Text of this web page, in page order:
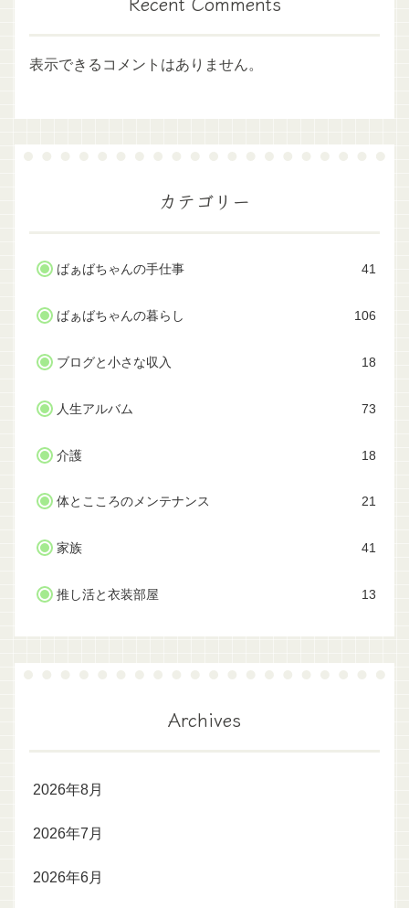
表示できるコメントはありません。
カテゴリー
ばぁばちゃんの手仕事 41
ばぁばちゃんの暮らし 106
ブログと小さな収入 18
人生アルバム 73
介護 18
体とこころのメンテナンス 21
家族 41
推し活と衣装部屋 13
Archives
2026年8月
2026年7月
2026年6月